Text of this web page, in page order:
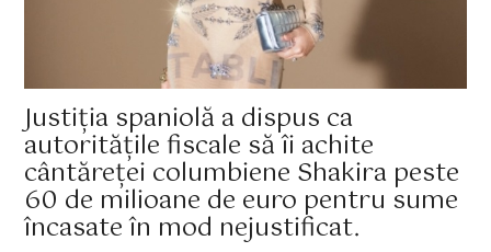
Justiția spaniolă a dispus ca
autoritățile fiscale să îi achite
cântăreței columbiene Shakira peste
60 de milioane de euro pentru sume
încasate în mod nejustificat.